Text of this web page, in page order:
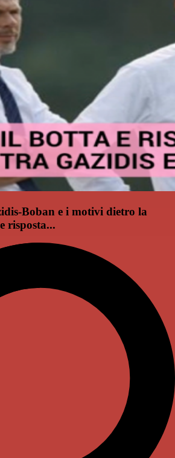
Boban e i motivi dietro la
risposta...